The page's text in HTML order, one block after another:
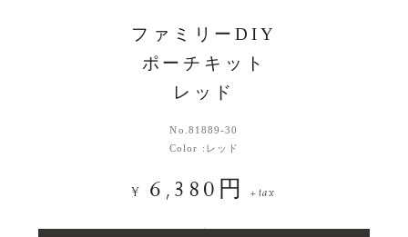
ファミリーDIY
ポーチキット
レッド
No. 81889-30
Color : レッド
¥ 6,380円 +tax